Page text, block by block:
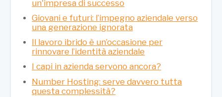
un'impresa di successo
Giovani e futuri: l’impegno aziendale verso
una generazione ignorata
Il lavoro ibrido è un’occasione per
rinnovare l’identità aziendale
I capi in azienda servono ancora?
Number Hosting: serve davvero tutta
questa complessità?